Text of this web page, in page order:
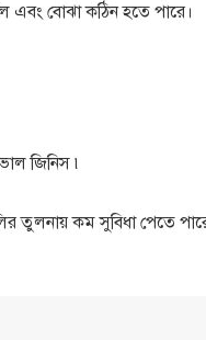
এবং বোঝা কঠিন হতে পারে।
জিনিস ৷
তুলনায় কম সুবিধা পেতে